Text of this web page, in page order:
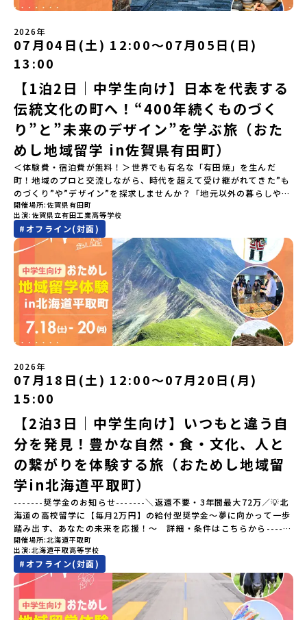
い！」「今の自分を変えたい！」と思っている同世代の中学生が大
集合！地元の高校生と一緒にご飯を食べて語り合えば、たった数日
で最高の仲間になる！🔥 ③宿泊費・体験費はなんと【無料】！親元
を離れる初めての一人旅でも大丈夫。頼れるスタッフがしっかりサ
ポートするので安心・安全です！ーーーーーーーーーーーーーーー
ーーーーーーーーー📺 全体オンライン説明会（アーカイブ配信）
2026年4月22日に開催された説明会の録画をご覧いただけます。こ
の動画を見れば、あなたの「なんとなく不安」が「絶対に行ってみ
たい！」に変わるはず💡お家からリラックスして視聴してみてくだ
さいね😊▶︎全体説明会のアーカイブはこちら（アーカイブを視聴す
る）YouTube：https://youtu.be/Yt8nd04aNgA?
si=e5erbspvwz5O8_uF【アーカイブ内容】・おためし地域留学の
魅力・メリット・2026年度、日本全国20以上の対象地域について・
安心のサポート体制・質疑応答※各地域の詳細なプログラムは、以
下の【STEP2】個別説明会にて紹介しています。ーーーーーーーー
ーーーーーーーーーーーーーーーー💡疑問も不安もワクワクに変え
る！2つのステップ知りたいことに合わせて、2つの説明会をご活用
ください！【STEP1】全体オンライン説明会の視聴（☆上の動画で
いつでも視聴可能です） 〜まずは「おためし地域留学」を知りたい
方へ〜プログラムの全体像や魅力、サポート体制について解説しま
す。 【STEP2】個別プログラム説明会（☆順次ページを公開しま
す）〜「地域別のプログラム」を具体的に知りたい方へ〜 「現地で
は何をするの？」という疑問にお答えする説明会です。その場所な
らではのプログラムをたっぷりお伝えします！🚩現在公開中の個別
説明会はこちらから（順次公開予定）【5/7(木)】北海道平取町
【5/8(金)】熊本県芦北町▼おためし地域留学の情報▼おためし地域
体験」のプログラム開催情報を公式LINEにて配信中！ぜひご登録く
ださい♪気になることや不安な点は、LINEから気軽にご相談くださ
い。👉 【LINE登録はこちら】
2026年
07月04日(土) 12:00〜07月05日(日)
13:00
【1泊2日｜中学生向け】日本を代表する
伝統文化の町へ！“400年続くものづく
り”と”未来のデザイン”を学ぶ旅（おた
めし地域留学 in佐賀県有田町）
＜体験費・宿泊費が無料！＞世界でも有名な「有田焼」を生んだ
町！地域のプロと交流しながら、時代を超えて受け継がれてきた”も
のづくり”や”デザイン”を探求しませんか？「地元以外の暮らしや文
化が気になる。いつか留学してみたい！」「豊かな自然と伝統文
化、町並みに興味がある！」「ものづくりやきれいなデザインが好
き！」そんな中学生のみなさんにおすすめ！「おためし地域留学体
験」は、日本全国約200の高校と連携し、地域の枠を超えて学校生活
を送る「地域みらい留学」をプチ体験できるプログラムです。はじ
めてのひとり旅でも安心！現地でもスタッフがしっかりとサポート
いたします。今回のフィールドは「佐賀県有田町（ありたちょ
う）」佐賀県の西部にある有田町は、江戸時代から400年以上続く
「窯業（ようぎょう）」の町。 窯（かま）で粘土を焼いてつくるも
のづくりが、この町の文化として今も受け継がれています。世界で
も知られる「有田焼」は、この窯業の中から生まれました。長い歴
史の中で積み重ねられてきた技術や工夫、そして“つくる人の想
い”が、この町には残っています。また、文化施設が「日本遺産」や
「日本の20世紀遺産」に認定されるなど日本を代表する伝統工芸の
町です。さらに、有田町には「日本の棚田百選」に選ばれた「岳の
棚田（たなだ）」や「名水百選」や「水源の森百選」に選ばれた
「竜門峡（りゅうもんきょう）」など、思わず立ち止まりたくなる
ような自然も広がり、歴史・文化・自然が重なり合う、“本物”に出
会える場所です。そんな歴史・文化が豊かな佐賀県有田町で実際に
町を歩きながら学ぶフィールドワークをしたり、有田焼づくりに関
わる職人、町で暮らすプロデザイナー、地元の高校で学ぶ生徒など
と交流しながら「伝統的なものづくり」や「未来のデザイン」を一
緒に探求できます。ただ体験するだけじゃなくて、 “どうしてこの形
なんだろう？” “自分だったらどんなデザインにする？” そんなふう
に考える時間も、このプログラムの大切なポイントです。ここで出
会う人や体験が、自分の「好き」や「未来」につながるかもしれま
せん。この町でしかできない、ちょっと特別な体験を、ぜひ楽しん
でみませんか？体験のおすすめポイント体験プログラム内容（予
定）＜１日目＞（PM）「オリエンテーション・自己紹介ワーク」
「有田工業高校見学」 -陶芸技術をまなぶ！「セラミック科」のま
なび場を体験 -デザインセンスをまなぶ！「デザイン科」のまなび
場を体験「フィールドワーク」 -有田の歴史ある名所巡り -有田
開催場所 佐賀県有田町
出演 佐賀県立有田工業高等学校
#オフライン(対面)
2026年
07月18日(土) 12:00〜07月20日(月)
15:00
【2泊3日｜中学生向け】いつもと違う自
分を発見！豊かな自然・食・文化、人と
の繋がりを体験する旅（おためし地域留
学in北海道平取町）
-------奨学金のお知らせ-------＼返還不要・3年間最大72万／💡北
海道の高校留学に【毎月2万円】の給付型奨学金～夢に向かって一歩
踏み出す、あなたの未来を応援！～ 詳細・条件はこちらから------
---------------------------＜体験費・宿泊費が無料＞累計3,000万
部以上販売された大人気マンガ「ゴールデンカムイ」の実写版映画
に登場する町！北海道の「アイヌ文化継承の地」で自然や食を体験
してみませんか？「地元以外の地域の暮らしが気になる。いつか留
学してみたい！」「アイヌ文化の歴史や、マンガに登場する世界を
自分の手で探求したい！」「自然が好きでもっと触れてあそびた
開催場所 北海道平取町
出演 北海道平取高等学校
#オフライン(対面)